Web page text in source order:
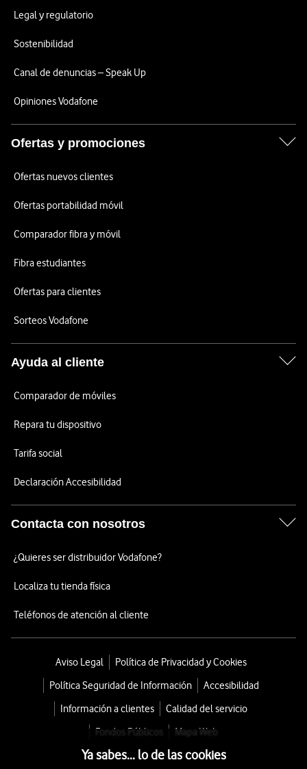
Legal y regulatorio
Sostenibilidad
Canal de denuncias – Speak Up
Opiniones Vodafone
Ofertas y promociones
Ofertas nuevos clientes
Ofertas portabilidad móvil
Comparador fibra y móvil
Fibra estudiantes
Ofertas para clientes
Sorteos Vodafone
Ayuda al cliente
Comparador de móviles
Repara tu dispositivo
Tarifa social
Declaración Accesibilidad
Contacta con nosotros
¿Quieres ser distribuidor Vodafone?
Localiza tu tienda física
Teléfonos de atención al cliente
Aviso Legal
Política de Privacidad y Cookies
Política Seguridad de Información
Accesibilidad
Información a clientes
Calidad del servicio
Fondos Públicos
Mapa Web
Ya sabes... lo de las cookies